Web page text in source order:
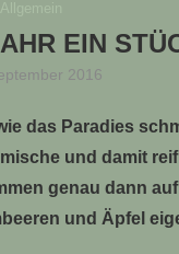
EIN
2016
das Paradies
und damit
genau dann
und Äpfel